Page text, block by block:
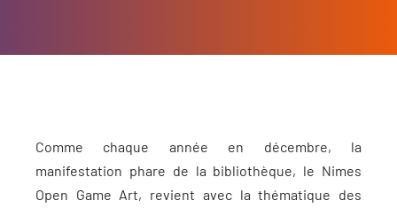
Comme chaque année en décembre, la
manifestation phare de la bibliothèque, le Nimes
Open Game Art, revient avec la thématique des